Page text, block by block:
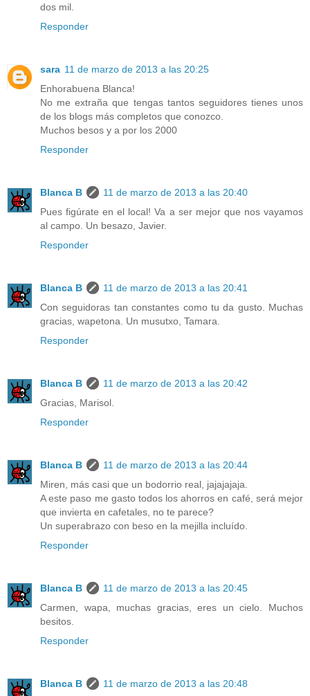
dos mil.
Responder
sara 11 de marzo de 2013 a las 20:25
Enhorabuena Blanca!
No me extraña que tengas tantos seguidores tienes unos
de los blogs más completos que conozco.
Muchos besos y a por los 2000
Responder
Blanca B
11 de marzo de 2013 a las 20:40
Pues figúrate en el local! Va a ser mejor que nos vayamos
al campo. Un besazo, Javier.
Responder
Blanca B
11 de marzo de 2013 a las 20:41
Con seguidoras tan constantes como tu da gusto. Muchas
gracias, wapetona. Un musutxo, Tamara.
Responder
Blanca B
11 de marzo de 2013 a las 20:42
Gracias, Marisol.
Responder
Blanca B
11 de marzo de 2013 a las 20:44
Miren, más casi que un bodorrio real, jajajajaja.
A este paso me gasto todos los ahorros en café, será mejor
que invierta en cafetales, no te parece?
Un superabrazo con beso en la mejilla incluído.
Responder
Blanca B
11 de marzo de 2013 a las 20:45
Carmen, wapa, muchas gracias, eres un cielo. Muchos
besitos.
Responder
Blanca B 11 de marzo de 2013 a las 20:48